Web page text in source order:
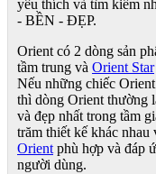
yêu thích và tìm kiếm
- BỀN - ĐẸP.
Orient có 2 dòng sản
tầm trung và Orient Star
Nếu những chiếc
thì dòng Orient thường
và đẹp nhất trong tầm
trăm thiết kế khác nhau
Orient phù hợp và đáp
người dùng.​